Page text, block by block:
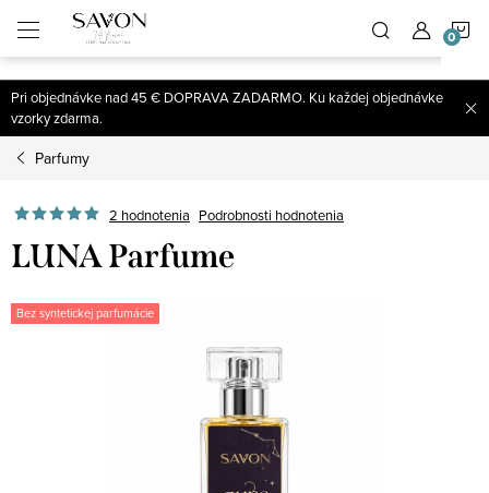
Prejsť
na
obsah
Pri objednávke nad 45 € DOPRAVA ZADARMO. Ku každej objednávke
vzorky zdarma.
Parfumy
2 hodnotenia Podrobnosti hodnotenia
LUNA Parfume
Bez syntetickej parfumácie